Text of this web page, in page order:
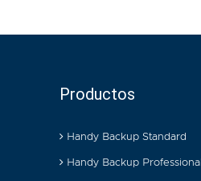
Productos
Handy Backup Standard
Handy Backup Professional